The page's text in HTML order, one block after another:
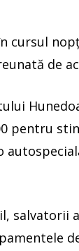
cursul
de
pentru